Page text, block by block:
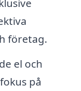
företag.
el och
på